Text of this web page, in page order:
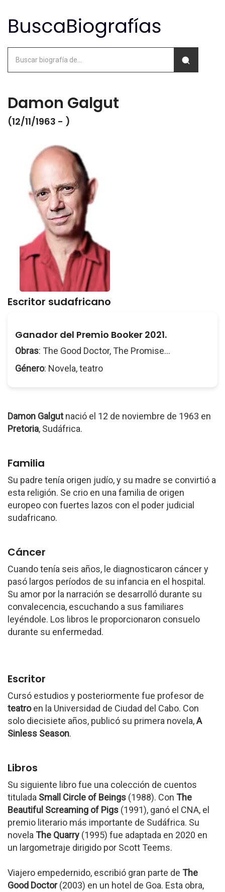
Damon Galgut
(12/11/1963 - )
Escritor sudafricano
Ganador del Premio Booker 2021.
Obras: The Good Doctor, The Promise...
Género: Novela, teatro
Damon Galgutnació el 12 de noviembre de 1963 en
Pretoria, Sudáfrica.
Familia
Su padre tenía origen judío, y su madre se convirtió a
esta religión. Se crio en una familia de origen
europeo con fuertes lazos con el poder judicial
sudafricano.
Cáncer
Cuando tenía seis años, le diagnosticaron cáncer y
pasó largos períodos de su infancia en el hospital.
Su amor por la narración se desarrolló durante su
convalecencia, escuchando a sus familiares
leyéndole. Los libros le proporcionaron consuelo
durante su enfermedad.
Escritor
Cursó estudios y posteriormente fue profesor de
teatroen la Universidad de Ciudad del Cabo. Con
solo diecisiete años, publicó su primera novela,A
Sinless Season.
Libros
Su siguiente libro fue una colección de cuentos
titulada Small Circle of Beings (1988). Con The
Beautiful Screaming of Pigs (1991), ganó el CNA, el
premio literario más importante de Sudáfrica. Su
novela The Quarry (1995) fue adaptada en 2020 en
un largometraje dirigido por Scott Teems.
Viajero empedernido, escribió gran parte de The
Good Doctor(2003) en un hotel de Goa. Esta obra,